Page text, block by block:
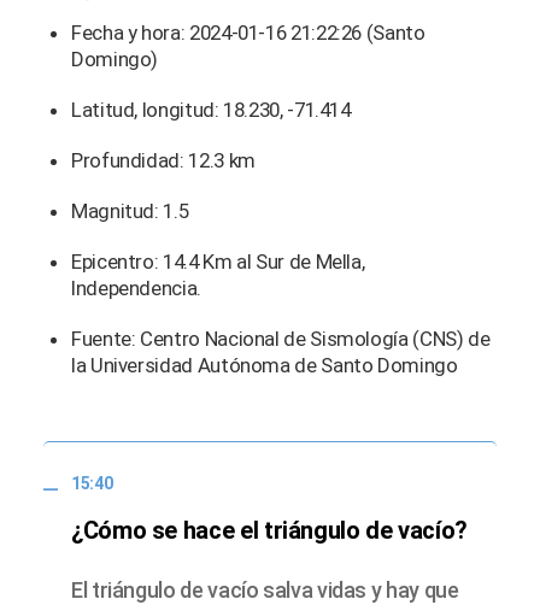
Fecha y hora: 2024-01-16 21:22:26 (Santo
Domingo)
Latitud, longitud: 18.230, -71.414
Profundidad: 12.3 km
Magnitud: 1.5
Epicentro: 14.4 Km al Sur de Mella,
Independencia.
Fuente: Centro Nacional de Sismología (CNS) de
la Universidad Autónoma de Santo Domingo
15:40
¿Cómo se hace el triángulo de vacío?
El triángulo de vacío salva vidas y hay que